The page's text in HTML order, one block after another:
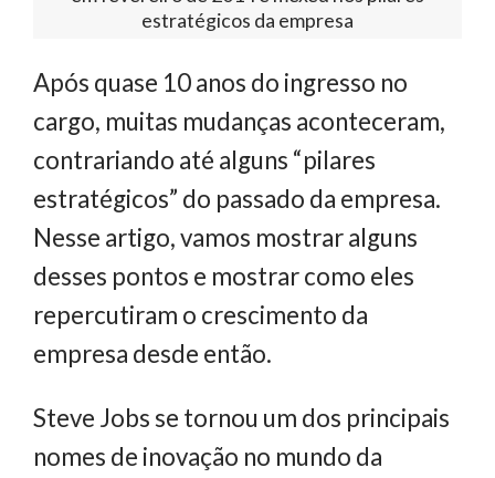
estratégicos da empresa
Após quase 10 anos do ingresso no
cargo, muitas mudanças aconteceram,
contrariando até alguns “pilares
estratégicos” do passado da empresa.
Nesse artigo, vamos mostrar alguns
desses pontos e mostrar como eles
repercutiram o crescimento da
empresa desde então.
Steve Jobs se tornou um dos principais
nomes de inovação no mundo da